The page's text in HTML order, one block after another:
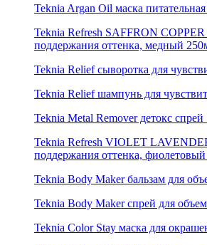
Teknia Argan Oil маска
Teknia Refresh SAFFRON COPPER
поддержания оттенка, медный
Teknia Relief сыворотка для
Teknia Relief шампунь для
Teknia Metal Remover детокс
Teknia Refresh VIOLET
поддержания оттенка,
Teknia Body Maker бальзам для
Teknia Body Maker спрей для
Teknia Color Stay маска для